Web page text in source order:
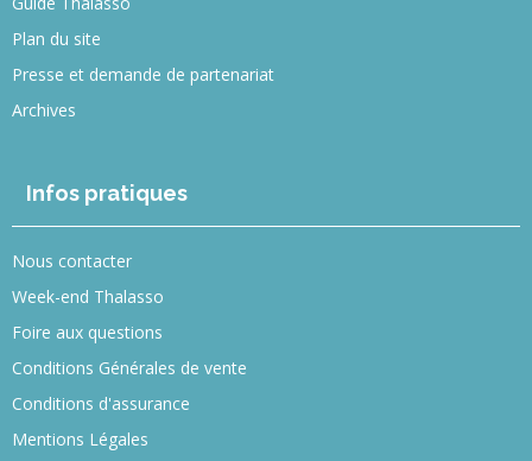
Plan du site
Presse et demande de partenariat
Archives
Infos pratiques
Nous contacter
Week-end Thalasso
Foire aux questions
Conditions Générales de vente
Conditions d'assurance
Mentions Légales